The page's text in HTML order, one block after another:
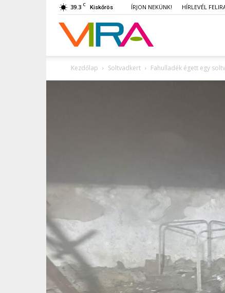
39.3 C Kiskőrös ÍRJON NEKÜNK! HÍRLEVÉL
VIRA
Kezdőlap Soltvadkert Fahulladék égett egy